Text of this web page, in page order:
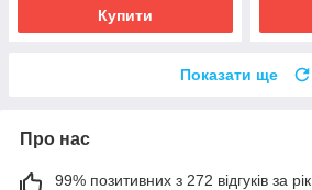
Купити
Показати ще
Про нас
99% позитивних з 272 відгуків за рік